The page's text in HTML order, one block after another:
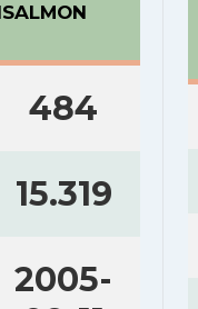
484
15.319
2005-